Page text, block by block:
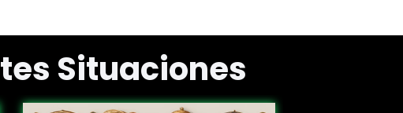
Situaciones